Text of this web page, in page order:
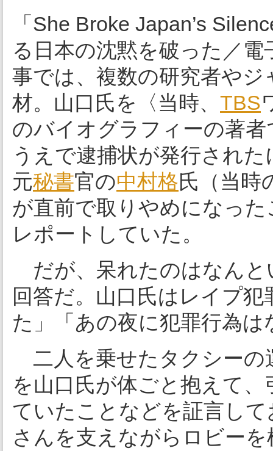
「She Broke Japan’s
る日本の沈黙を破った／
事では、複数の研究者やジ
材。山口氏を〈当時、 TBS
のバイオグラフィーの著
うえで逮捕状が発行され
元秘書官の中村格氏（当時
が直前で取りやめになっ
レポートしていた。
だが、呆れたのはなんと
回答だ。山口氏はレイプ
た」「あの夜に犯罪行為
二人を乗せたタクシーの
を山口氏が体ごと抱えて
ていたことなどを証言し
さんを支えながらロビー